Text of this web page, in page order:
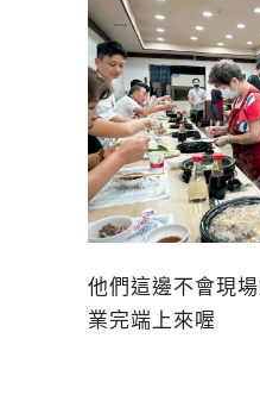
他們這邊不會現
業完端上來喔